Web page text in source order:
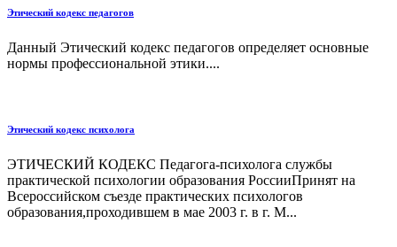
Этический кодекс педагогов
Данный Этический кодекс педагогов определяет основные
нормы профессиональной этики....
Этический кодекс психолога
ЭТИЧЕСКИЙ КОДЕКС Педагога-психолога службы
практической психологии образования РоссииПринят на
Всероссийском съезде практических психологов
образования,проходившем в мае 2003 г. в г. М...